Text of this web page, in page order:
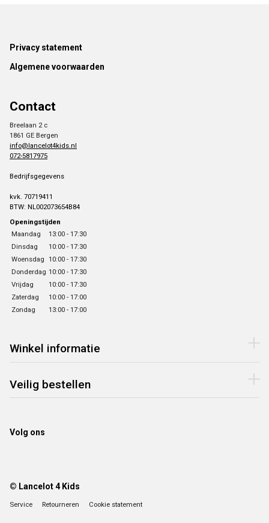
Footer
Privacy statement
Algemene voorwaarden
Contact
Breelaan 2 c
1861 GE Bergen
info@lancelot4kids.nl
072-5817975
Bedrijfsgegevens
kvk. 70719411
BTW: NL002073654B84
Openingstijden
Maandag
13:00 - 17:30
Dinsdag
10:00 - 17:30
Woensdag 10:00 - 17:30
Donderdag 10:00 - 17:30
Vrijdag
10:00 - 17:30
Zaterdag
10:00 - 17:00
Zondag
13:00 - 17:00
Winkel informatie
Veilig bestellen
Volg ons
© Lancelot 4 Kids
Service Retourneren Cookie statement